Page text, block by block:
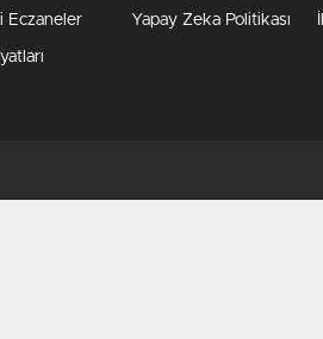
Eczaneler Yapay Zeka Politikası